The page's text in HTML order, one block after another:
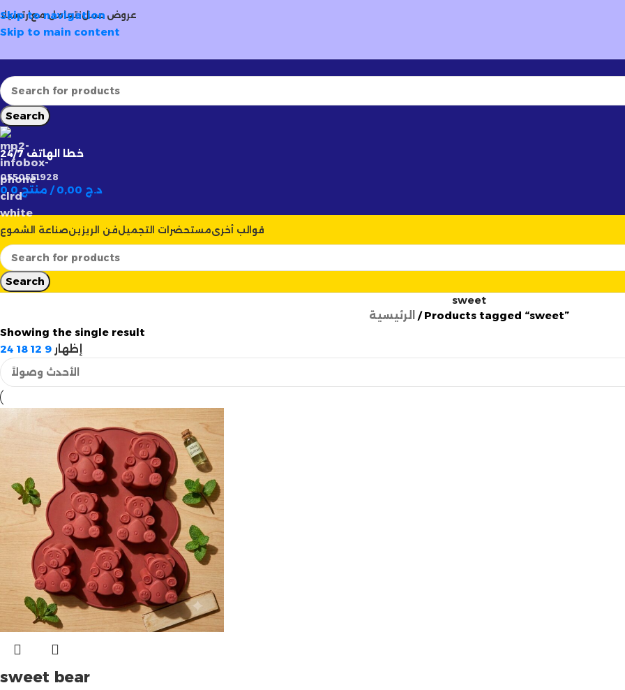
Skip to navigation
Skip to main content
🚚 توصيل سريع وآمن ✦ ارتسيلانتعامل مععروض عمل
Search
خطا الهاتف 24/7
0550551928
0 0 منتج / د.ج
صناعة الشموعفن الريزينمستحضرات التجميلقوالب أخرى
Search
sweet
Products tagged “sweet”
Showing the single result
إظهار 9
12
18
24
sweet bear